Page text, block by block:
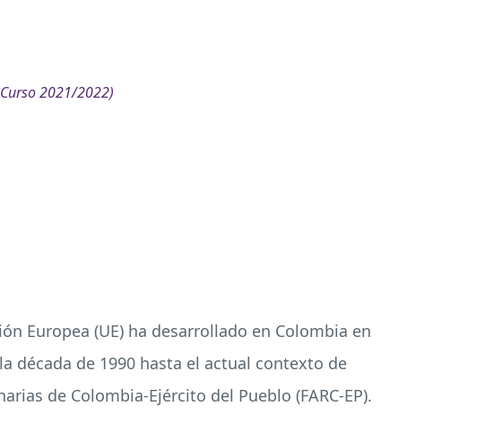
2021/2022)
Europea (UE) ha desarrollado en Colombia en
década de 1990 hasta el actual contexto de
de Colombia-Ejército del Pueblo (FARC-EP).